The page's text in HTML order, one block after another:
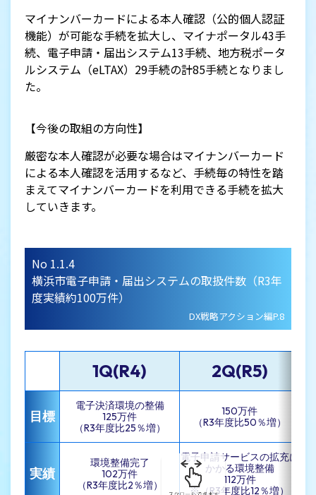
マイナンバーカードによる本人確認（公的個人認証
機能）が可能な手続を拡大し、マイナポータル43手
続、電子申請・届出システム13手続、地方税ポータ
ルシステム（eLTAX）29手続の計85手続となりまし
た。
【今後の取組の方向性】
厳密な本人確認が必要な場合はマイナンバーカード
による本人確認を活用するなど、手続毎の特性を踏
まえてマイナンバーカードを利用できる手続を拡大
していきます。
No 1.1.4
横浜市電子申請・届出システムの取扱件数（R3年
度実績約100万件）
DX戦略アクション編P.8
1Q(R4) 2Q(R5)
目標
電子決済環境の整備
125万件
（R3年度比25％増）
150万件
（R3年度比50％増）
実績
環境整備完了
102万件
（R3年度比2％増）
電子申請サービスの拡充に
かかる環境整備
112万件
※（R3年度比12％増）